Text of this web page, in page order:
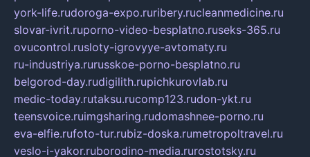
york-life.rudoroga-expo.ruribery.rucleanmedicine.ru
slovar-ivrit.ruporno-video-besplatno.ruseks-365.ru
ovucontrol.rusloty-igrovyye-avtomaty.ru
ru-industriya.rurusskoe-porno-besplatno.ru
belgorod-day.rudigilith.rupichkurovlab.ru
medic-today.rutaksu.rucomp123.rudon-ykt.ru
teensvoice.ruimgsharing.rudomashnee-porno.ru
eva-elfie.rufoto-tur.rubiz-doska.rumetropoltravel.ru
veslo-i-yakor.ruborodino-media.rurostotsky.ru